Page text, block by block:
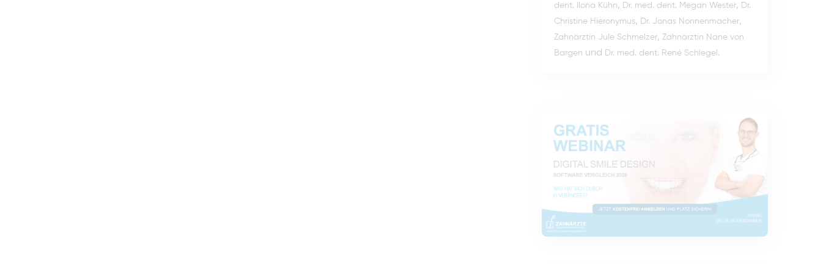
dent. Ilona Kühn, Dr. med. dent. Megan Wester, Dr.
Christine Hieronymus, Dr. Jonas Nonnenmacher,
Zahnärztin Jule Schmelzer, Zahnärztin Nane von
Bargen und Dr. med. dent. René Schlegel .